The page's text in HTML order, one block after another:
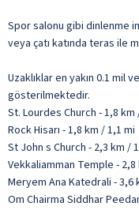
Spor salonu gibi dinlenme
veya çatı katında teras ile
Uzaklıklar en yakın 0.1 mil
gösterilmektedir.
St. Lourdes Church - 1,8 km
Rock Hisarı - 1,8 km / 1,1 mi
St John s Church - 2,3 km /
Vekkaliamman Temple - 2,8
Meryem Ana Katedrali - 3,6
Om Chairma Siddhar